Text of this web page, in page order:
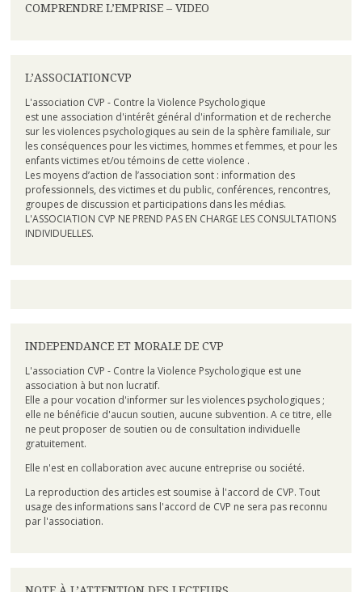
COMPRENDRE L’EMPRISE – VIDEO
L’ASSOCIATIONCVP
L'association CVP - Contre la Violence Psychologique
est une association d'intérêt général d'information et de recherche
sur les violences psychologiques au sein de la sphère familiale, sur
les conséquences pour les victimes, hommes et femmes, et pour les
enfants victimes et/ou témoins de cette violence .
Les moyens d’action de l’association sont : information des
professionnels, des victimes et du public, conférences, rencontres,
groupes de discussion et participations dans les médias.
L'ASSOCIATION CVP NE PREND PAS EN CHARGE LES CONSULTATIONS
INDIVIDUELLES.
INDEPENDANCE ET MORALE DE CVP
L'association CVP - Contre la Violence Psychologique est une
association à but non lucratif.
Elle a pour vocation d'informer sur les violences psychologiques ;
elle ne bénéficie d'aucun soutien, aucune subvention. A ce titre, elle
ne peut proposer de soutien ou de consultation individuelle
gratuitement.
Elle n'est en collaboration avec aucune entreprise ou société.
La reproduction des articles est soumise à l'accord de CVP. Tout
usage des informations sans l'accord de CVP ne sera pas reconnu
par l'association.